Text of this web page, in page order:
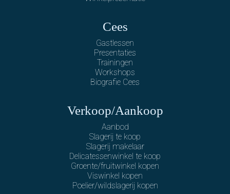
Cees
Gastlessen
Presentaties
Trainingen
Workshops
Biografie Cees
Verkoop/Aankoop
Aanbod
Slagerij te koop
Slagerij makelaar
Delicatessenwinkel te koop
Groente/fruitwinkel kopen
Viswinkel kopen
Poelier/wildslagerij kopen